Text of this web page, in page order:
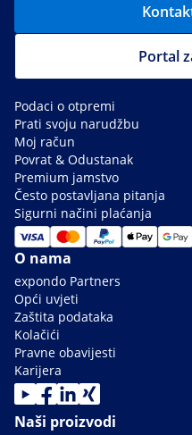
Portal
Podaci o otpremi
Prati svoju narudžbu
Moj račun
Povrat & Odustanak
Premium jamstvo
Često postavljana pitanja
Sigurni načini plaćanja
O nama
expondo Partners
Opći uvjeti
Zaštita podataka
Kolačići
Pravne obavijesti
Karijera
Naši proizvodi